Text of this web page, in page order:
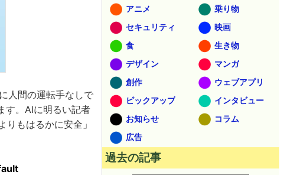
人間の運転手なしで
す。AIに明るい記者
もはるかに安全」
アニメ
乗り物
セキュリティ
映画
食
生き物
デザイン
マンガ
創作
ウェブアプリ
ピックアップ
インタビュー
お知らせ
コラム
広告
過去の記事